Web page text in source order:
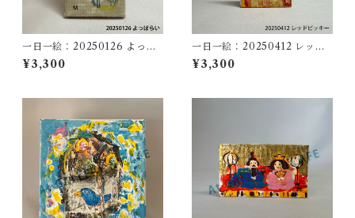
一日一絵：20250126 よっぱ
らい
¥3,300
一日一絵：20250412 レッド
ビッキー
¥3,300